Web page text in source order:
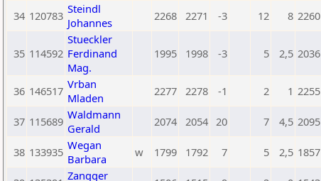
34 120783 Steindl
Johannes
2268 2271 -3 12 8 2260
35 114592
Stueckler
Ferdinand
Mag.
1995 1998 -3 5 2,5 2036
36 146517 Vrban
Mladen
2277 2278 -1 2 1 2255
37 115689 Waldmann
Gerald
2074 2054 20 7 4,5 2095
38 133935 Wegan
Barbara
w 1799 1792 7 5 2,5 1857
Zangger